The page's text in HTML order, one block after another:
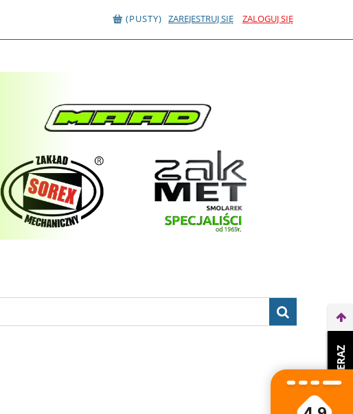
(PUSTY) ZAREJESTRUJ SIĘ ZALOGUJ SIĘ